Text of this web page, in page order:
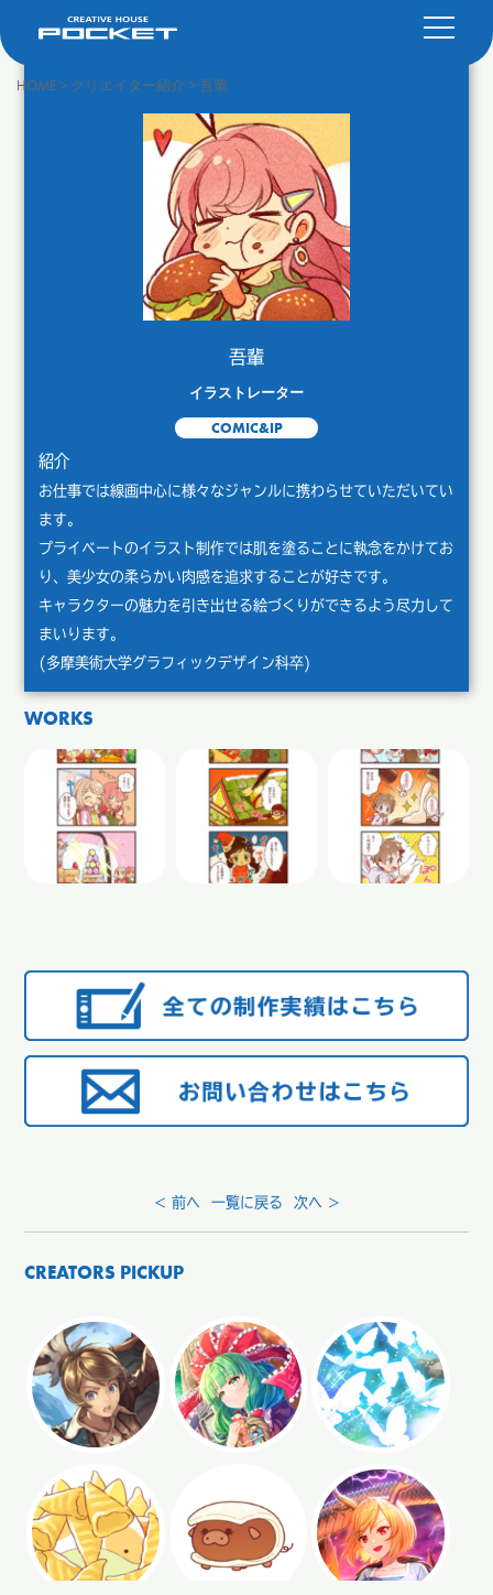
HOME> クリエイター紹介 > 吾輩
吾輩
イラストレーター
COMIC&IP
紹介
お仕事では線画中心に様々なジャンルに携わらせていただいてい
ます。
プライベートのイラスト制作では肌を塗ることに執念をかけてお
り、美少女の柔らかい肉感を追求することが好きです。
キャラクターの魅力を引き出せる絵づくりができるよう尽力して
まいります。
(多摩美術大学グラフィックデザイン科卒)
WORKS
< 前へ 一覧に戻る 次へ >
CREATORS PICKUP